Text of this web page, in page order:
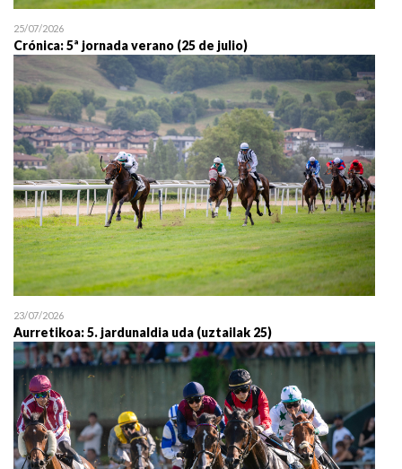
25/07/2026
Crónica: 5ª jornada verano (25 de julio)
23/07/2026
Aurretikoa: 5. jardunaldia uda (uztailak 25)